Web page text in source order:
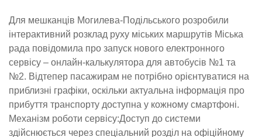
Для мешканців Могилева-Подільського розробили
інтерактивний розклад руху міських маршрутів Міська
рада повідомила про запуск нового електронного
сервісу – онлайн-калькулятора для автобусів №1 та
№2. Відтепер пасажирам не потрібно орієнтуватися на
приблизні графіки, оскільки актуальна інформація про
прибуття транспорту доступна у кожному смартфоні.
Механізм роботи сервісу:Доступ до системи
здійснюється через спеціальний розділ на офіційному